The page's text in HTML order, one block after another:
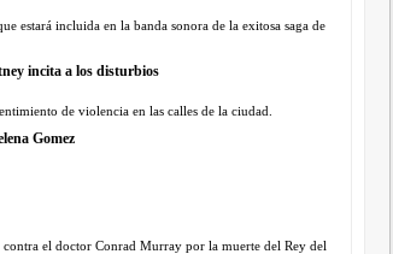
estará incluida en la banda sonora de la exitosa saga de
incita a los disturbios
de violencia en las calles de la ciudad.
Gomez
el doctor Conrad Murray por la muerte del Rey del